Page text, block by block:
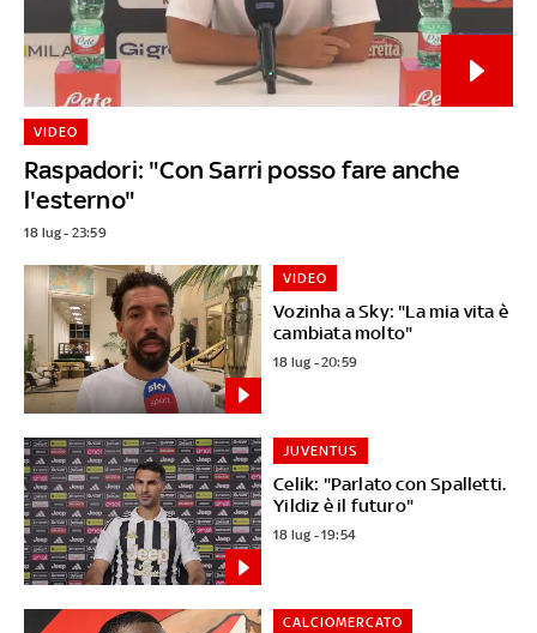
Raspadori: "Con Sarri posso fare anche
l'esterno"
VIDEO
18 lug - 23:59
Vozinha a Sky: "La mia vita è
cambiata molto"
VIDEO
18 lug - 20:59
Celik: "Parlato con Spalletti.
Yildiz è il futuro"
JUVENTUS
18 lug - 19:54
CALCIOMERCATO